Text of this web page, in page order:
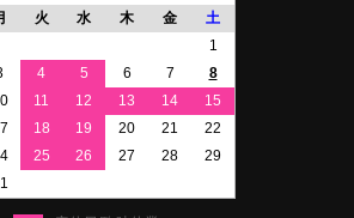
火 水 木 金
土
1
4 5 6 7
8
11 12 13 14
15
18 19 20 21
22
25 26 27 28
29